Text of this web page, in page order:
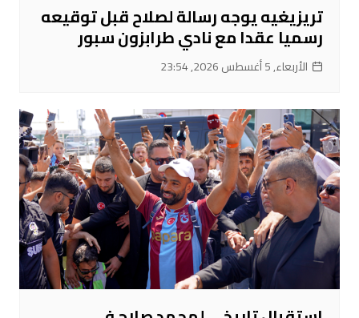
تريزيغيه يوجه رسالة لصلاح قبل توقيعه
رسميا عقدا مع نادي طرابزون سبور
الأربعاء, 5 أغسطس 2026, 23:54